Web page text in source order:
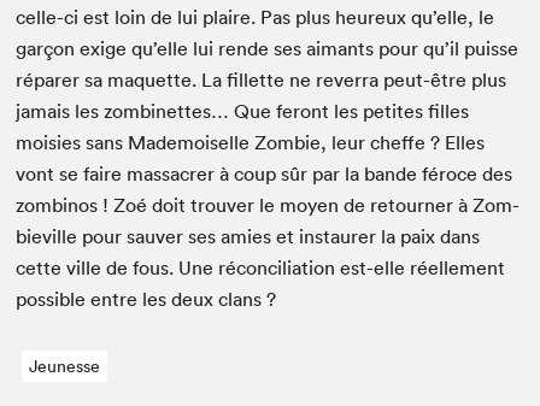
celle-ci est loin de lui plaire. Pas plus heureux qu’elle, le
garçon exige qu’elle lui rende ses aimants pour qu’il puisse
répar­er sa maque­tte. La fil­lette ne rever­ra peut-être plus
jamais les zom­bi­nettes… Que fer­ont les petites filles
moisies sans Made­moi­selle Zom­bie, leur cheffe ? Elles
vont se faire mas­sacr­er à coup sûr par la bande féroce des
zom­bi­nos ! Zoé doit trou­ver le moyen de retourn­er à Zom­
bieville pour sauver ses amies et instau­r­er la paix dans
cette ville de fous. Une réc­on­cil­i­a­tion est-elle réelle­ment
pos­si­ble entre les deux clans ?
Jeunesse